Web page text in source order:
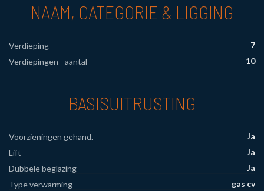
NAAM, CATEGORIE & LIGGING
Verdieping
7
Verdiepingen - aantal
10
BASISUITRUSTING
Voorzieningen gehand.
Ja
Lift
Ja
Dubbele beglazing
Ja
Type verwarming
gas cv